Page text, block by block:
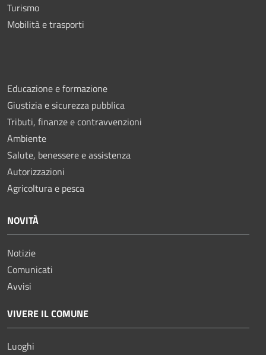
Turismo
Mobilità e trasporti
Educazione e formazione
Giustizia e sicurezza pubblica
Tributi, finanze e contravvenzioni
Ambiente
Salute, benessere e assistenza
Autorizzazioni
Agricoltura e pesca
NOVITÀ
Notizie
Comunicati
Avvisi
VIVERE IL COMUNE
Luoghi